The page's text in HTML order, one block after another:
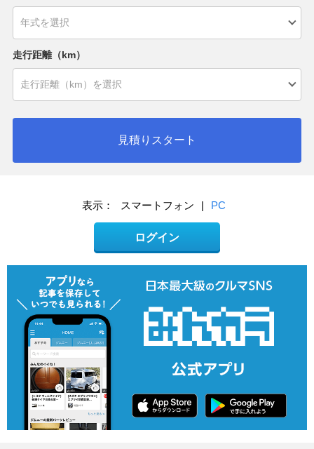
走行距離（km）
見積りスタート
表示： スマートフォン | PC
ログイン